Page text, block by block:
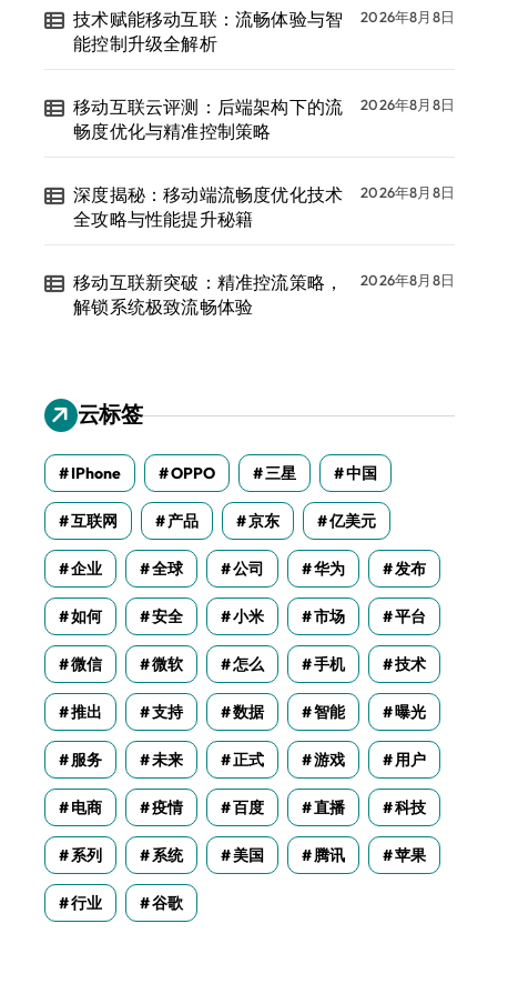
技术赋能移动互联：流畅体验与智
能控制升级全解析
2026年8月8日
移动互联云评测：后端架构下的流
畅度优化与精准控制策略
2026年8月8日
深度揭秘：移动端流畅度优化技术
全攻略与性能提升秘籍
2026年8月8日
移动互联新突破：精准控流策略，
解锁系统极致流畅体验
2026年8月8日
云标签
IPhone OPPO 三星 中国
互联网 产品 京东 亿美元
企业 全球 公司 华为 发布
如何 安全 小米 市场 平台
微信 微软 怎么 手机 技术
推出 支持 数据 智能 曝光
服务 未来 正式 游戏 用户
电商 疫情 百度 直播 科技
系列 系统 美国 腾讯 苹果
行业 谷歌